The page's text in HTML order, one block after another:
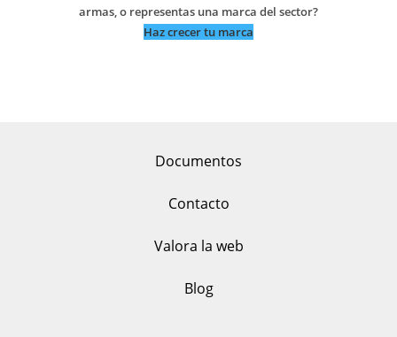
armas, o representas una marca del sector?
Haz crecer tu marca
Documentos
Contacto
Valora la web
Blog